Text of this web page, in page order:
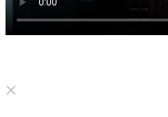
Click to